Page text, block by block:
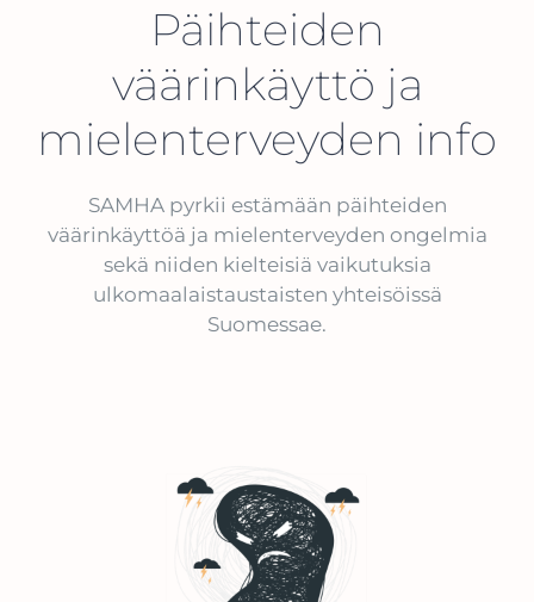
Päihteiden
väärinkäyttö ja
mielenterveyden info
SAMHA pyrkii estämään päihteiden
väärinkäyttöä ja mielenterveyden ongelmia
sekä niiden kielteisiä vaikutuksia
ulkomaalaistaustaisten yhteisöissä
Suomessae.